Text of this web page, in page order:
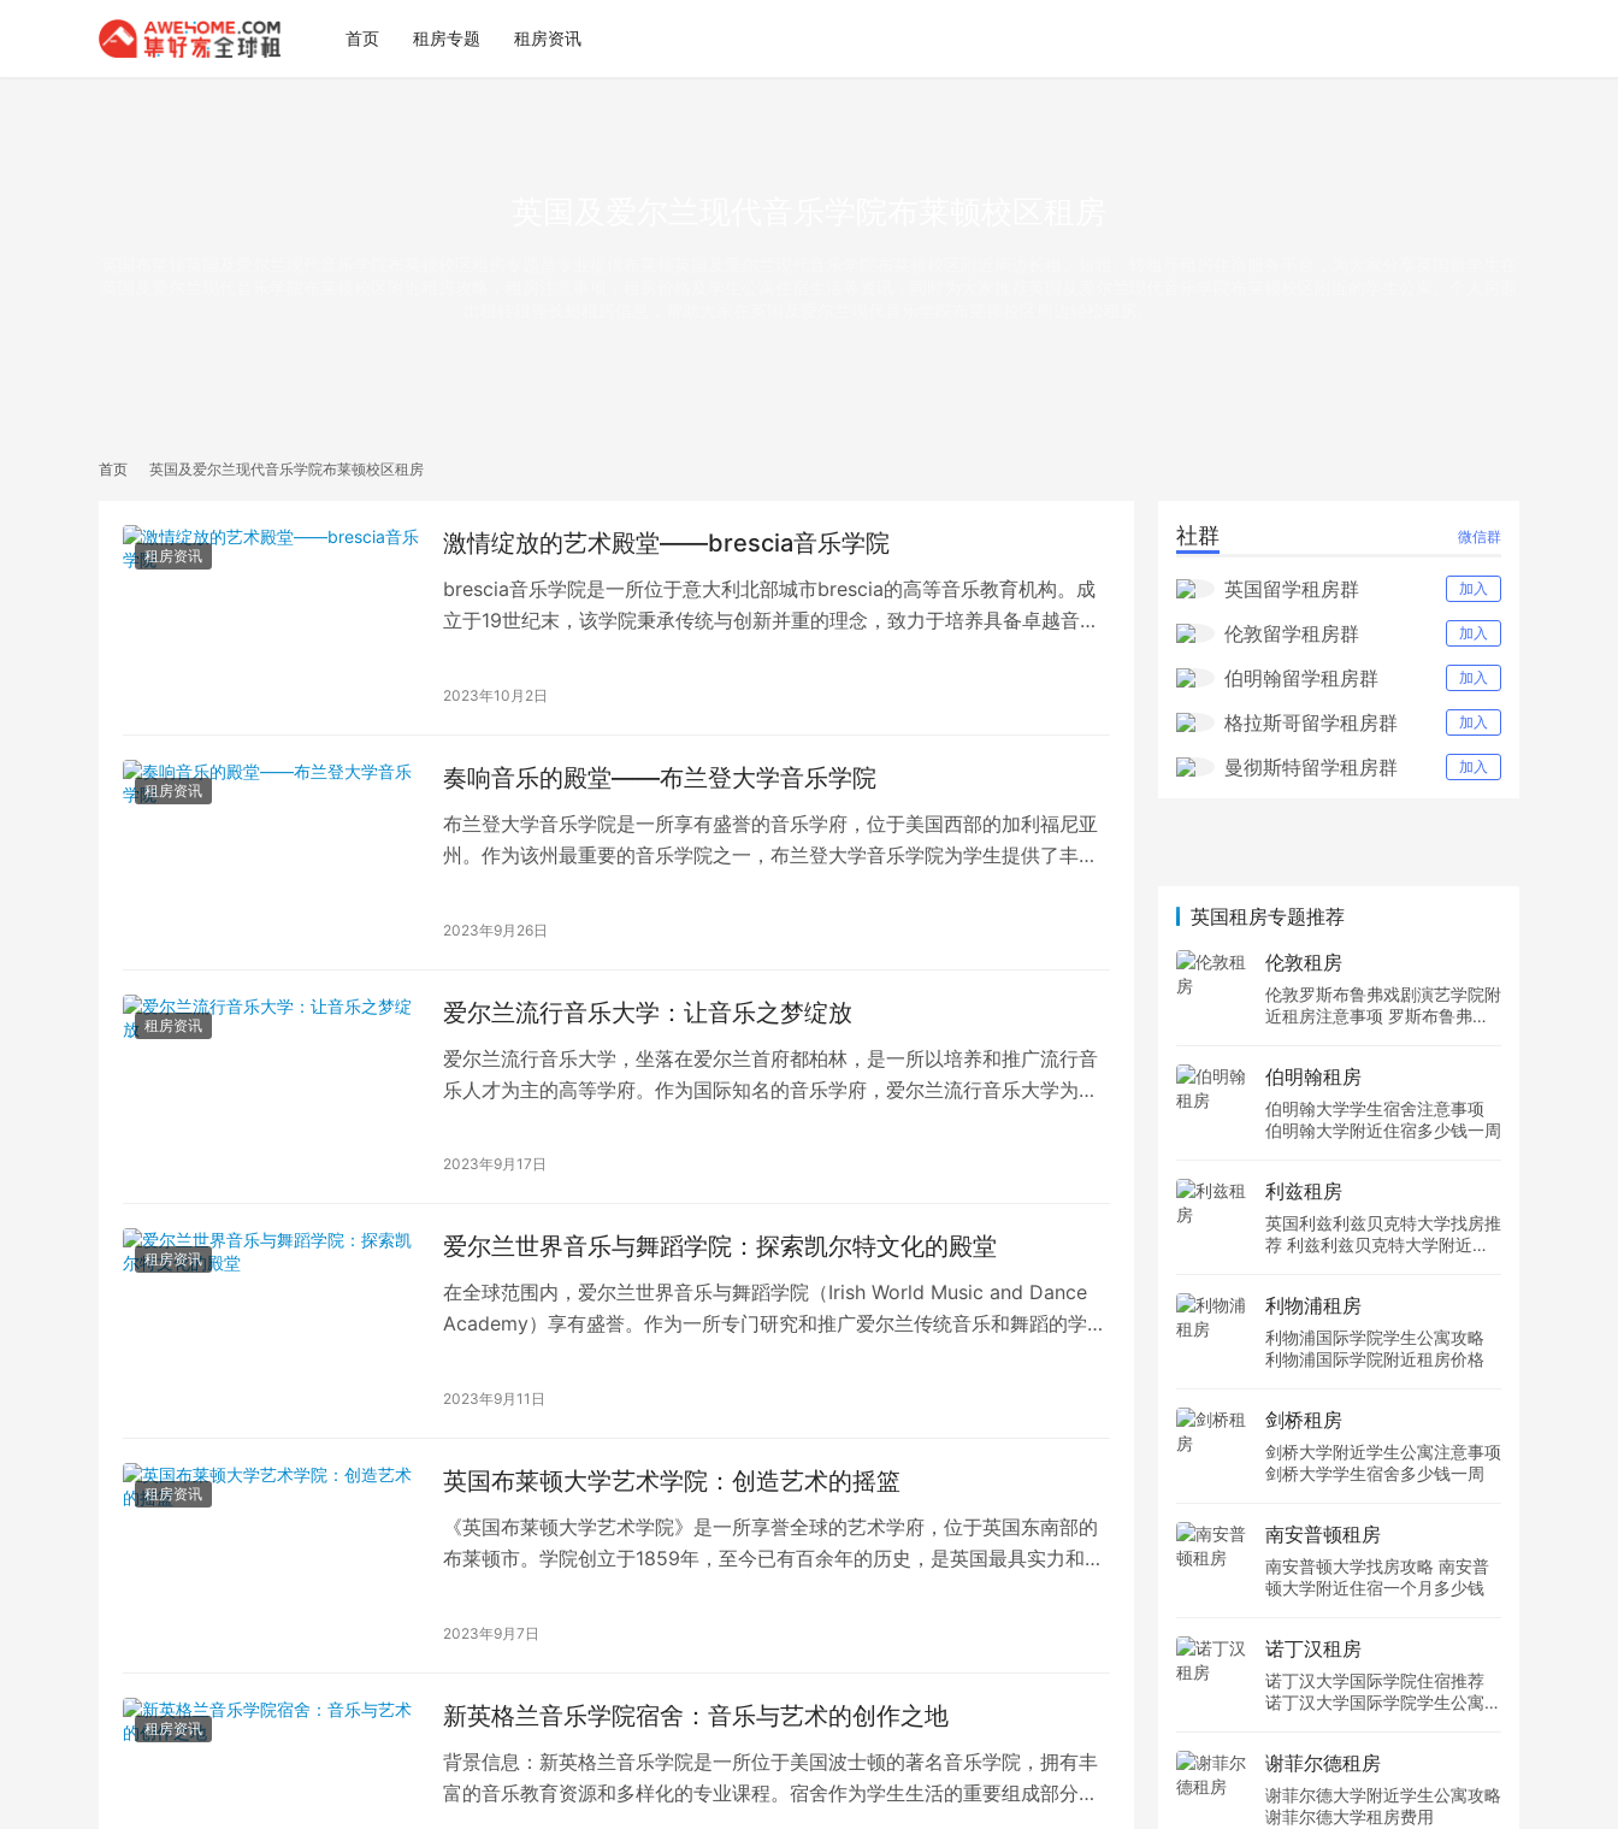
首页 租房专题 租房资讯
首页 英国及爱尔兰现代音乐学院布莱顿校区租房
租房资讯 激情绽放的艺术殿堂——brescia音乐学院
brescia音乐学院是一所位于意大利北部城市brescia的高等音乐教育机构。成
立于19世纪末，该学院秉承传统与创新并重的理念，致力于培养具备卓越音乐
2023年10月2日
租房资讯 奏响音乐的殿堂——布兰登大学音乐学院
布兰登大学音乐学院是一所享有盛誉的音乐学府，位于美国西部的加利福尼亚
州。作为该州最重要的音乐学院之一，布兰登大学音乐学院为学生提供了丰富
2023年9月26日
租房资讯 爱尔兰流行音乐大学：让音乐之梦绽放
爱尔兰流行音乐大学，坐落在爱尔兰首府都柏林，是一所以培养和推广流行音
乐人才为主的高等学府。作为国际知名的音乐学府，爱尔兰流行音乐大学为学
2023年9月17日
租房资讯 爱尔兰世界音乐与舞蹈学院：探索凯尔特文化的殿堂
在全球范围内，爱尔兰世界音乐与舞蹈学院（Irish World Music and Dance
Academy）享有盛誉。作为一所专门研究和推广爱尔兰传统音乐和舞蹈的学
2023年9月11日
租房资讯 英国布莱顿大学艺术学院：创造艺术的摇篮
《英国布莱顿大学艺术学院》是一所享誉全球的艺术学府，位于英国东南部的
布莱顿市。学院创立于1859年，至今已有百余年的历史，是英国最具实力和声
2023年9月7日
租房资讯 新英格兰音乐学院宿舍：音乐与艺术的创作之地
背景信息：新英格兰音乐学院是一所位于美国波士顿的著名音乐学院，拥有丰
富的音乐教育资源和多样化的专业课程。宿舍作为学生生活的重要组成部分，
社群 微信群
英国留学租房群 加入
伦敦留学租房群 加入
伯明翰留学租房群 加入
格拉斯哥留学租房群 加入
曼彻斯特留学租房群 加入
英国租房专题推荐
伦敦租房
伦敦罗斯布鲁弗戏剧演艺学院附
近租房注意事项 罗斯布鲁弗戏
伯明翰租房
伯明翰大学学生宿舍注意事项
伯明翰大学附近住宿多少钱一周
利兹租房
英国利兹利兹贝克特大学找房推
荐 利兹利兹贝克特大学附近住
利物浦租房
利物浦国际学院学生公寓攻略
利物浦国际学院附近租房价格
剑桥租房
剑桥大学附近学生公寓注意事项
剑桥大学学生宿舍多少钱一周
南安普顿租房
南安普顿大学找房攻略 南安普
顿大学附近住宿一个月多少钱
诺丁汉租房
诺丁汉大学国际学院住宿推荐
诺丁汉大学国际学院学生公寓多
谢菲尔德租房
谢菲尔德大学附近学生公寓攻略
谢菲尔德大学租房费用